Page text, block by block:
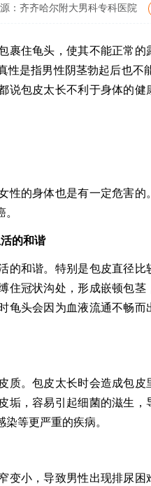
：齐齐哈尔附大男科专科医院
住龟头，使其不能正常的
性是指男性阴茎勃起后也不
说包皮太长不利于身体的
的身体也是有一定危害的
的和谐
和谐。特别是包皮直径比
住冠状沟处，形成嵌顿包
龟头会因为血液流通不畅
。包皮太长时会造成包皮
垢，容易引起细菌的滋生
等更严重的疾病。
小，导致男性出现排尿困